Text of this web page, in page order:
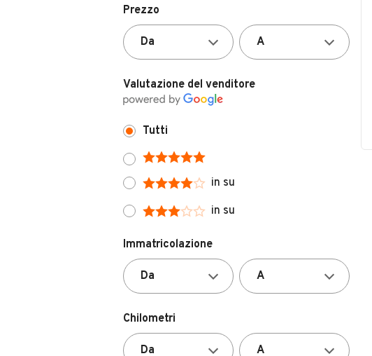
Prezzo
Valutazione del venditore
Tutti
in su
in su
Immatricolazione
Chilometri